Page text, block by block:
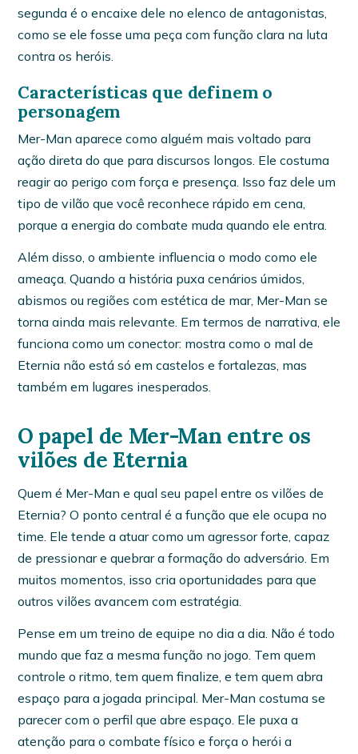
segunda é o encaixe dele no elenco de antagonistas,
como se ele fosse uma peça com função clara na luta
contra os heróis.
Características que definem o
personagem
Mer-Man aparece como alguém mais voltado para
ação direta do que para discursos longos. Ele costuma
reagir ao perigo com força e presença. Isso faz dele um
tipo de vilão que você reconhece rápido em cena,
porque a energia do combate muda quando ele entra.
Além disso, o ambiente influencia o modo como ele
ameaça. Quando a história puxa cenários úmidos,
abismos ou regiões com estética de mar, Mer-Man se
torna ainda mais relevante. Em termos de narrativa, ele
funciona como um conector: mostra como o mal de
Eternia não está só em castelos e fortalezas, mas
também em lugares inesperados.
O papel de Mer-Man entre os
vilões de Eternia
Quem é Mer-Man e qual seu papel entre os vilões de
Eternia? O ponto central é a função que ele ocupa no
time. Ele tende a atuar como um agressor forte, capaz
de pressionar e quebrar a formação do adversário. Em
muitos momentos, isso cria oportunidades para que
outros vilões avancem com estratégia.
Pense em um treino de equipe no dia a dia. Não é todo
mundo que faz a mesma função no jogo. Tem quem
controle o ritmo, tem quem finalize, e tem quem abra
espaço para a jogada principal. Mer-Man costuma se
parecer com o perfil que abre espaço. Ele puxa a
atenção para o combate físico e força o herói a